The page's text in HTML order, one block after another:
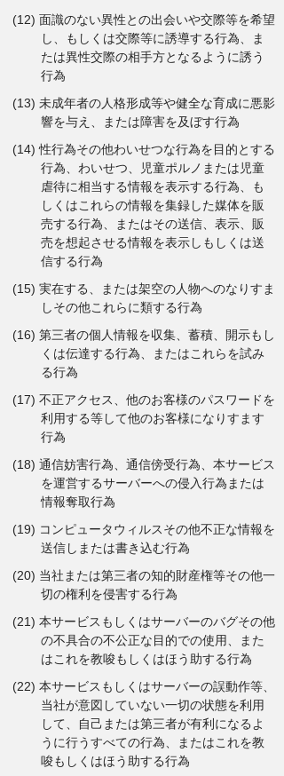
(12) 面識のない異性との出会いや交際等を希望
し、もしくは交際等に誘導する行為、ま
たは異性交際の相手方となるように誘う
行為
(13) 未成年者の人格形成等や健全な育成に悪影
響を与え、または障害を及ぼす行為
(14) 性行為その他わいせつな行為を目的とする
行為、わいせつ、児童ポルノまたは児童
虐待に相当する情報を表示する行為、も
しくはこれらの情報を集録した媒体を販
売する行為、またはその送信、表示、販
売を想起させる情報を表示しもしくは送
信する行為
(15) 実在する、または架空の人物へのなりすま
しその他これらに類する行為
(16) 第三者の個人情報を収集、蓄積、開示もし
くは伝達する行為、またはこれらを試み
る行為
(17) 不正アクセス、他のお客様のパスワードを
利用する等して他のお客様になりすます
行為
(18) 通信妨害行為、通信傍受行為、本サービス
を運営するサーバーへの侵入行為または
情報奪取行為
(19) コンピュータウィルスその他不正な情報を
送信しまたは書き込む行為
(20) 当社または第三者の知的財産権等その他一
切の権利を侵害する行為
(21) 本サービスもしくはサーバーのバグその他
の不具合の不公正な目的での使用、また
はこれを教唆もしくはほう助する行為
(22) 本サービスもしくはサーバーの誤動作等、
当社が意図していない一切の状態を利用
して、自己または第三者が有利になるよ
うに行うすべての行為、またはこれを教
唆もしくはほう助する行為